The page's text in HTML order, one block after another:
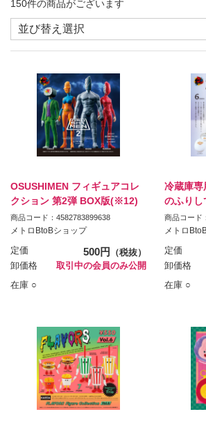
150件の商品がございます
OSUSHIMEN フィギュアコレ
クション 第2弾 BOX版(※12)
商品コード：4582783899638
メトロBtoBショップ
定価 500円
（税抜）
卸価格
取引中の会員のみ公開
在庫 ○
冷蔵庫専
のふり
商品コード
メトロ
定価
卸価格
在庫 ○